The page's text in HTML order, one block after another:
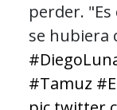
perder.
se hubiera
#Tamuz